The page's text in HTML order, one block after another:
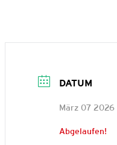
DATUM
März 07 2026
Abgelaufen!